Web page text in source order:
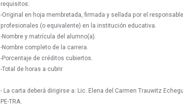
requisitos:
-Original en hoja membretada, firmada y sellada por el
profesionales (o equivalente) en la institución educativa.
-Nombre y matrícula del alumno(a).
-Nombre completo de la carrera.
-Porcentaje de créditos cubiertos.
-Total de horas a cubrir
- La carta deberá dirigirse a: Lic. Elena del Carmen Trauwitz
PE-TRA.